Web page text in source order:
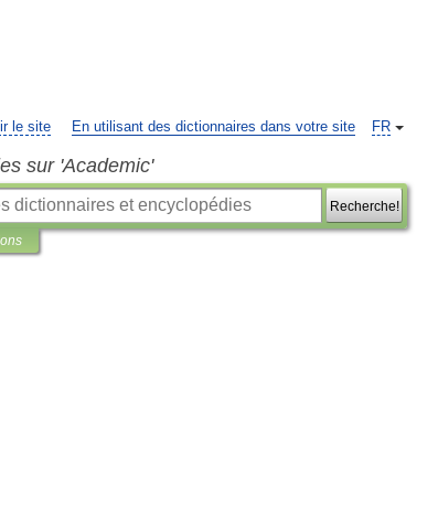
FR
le site En utilisant des dictionnaires dans votre site
sur 'Academic'
Recherche!